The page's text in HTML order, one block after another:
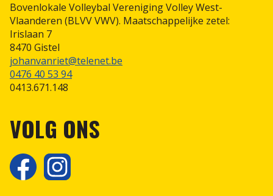
Bovenlokale Volleybal Vereniging Volley West-
Vlaanderen (BLVV VWV). Maatschappelijke zetel:
Irislaan 7
8470 Gistel
johanvanriet@telenet.be
0476 40 53 94
0413.671.148
VOLG ONS